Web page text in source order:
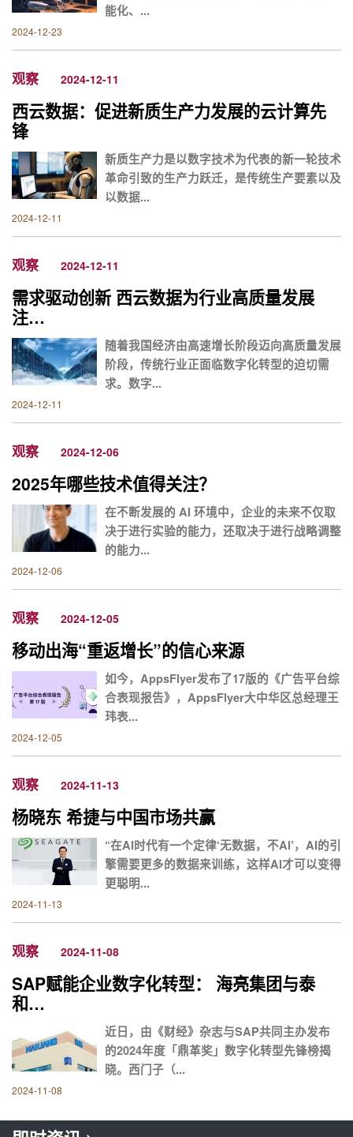
能化、...
2024-12-23
观察 2024-12-11
西云数据：促进新质生产力发展的云计算先
锋
新质生产力是以数字技术为代表的新一轮技术
革命引致的生产力跃迁，是传统生产要素以及
以数据...
2024-12-11
观察 2024-12-11
需求驱动创新 西云数据为行业高质量发展
注…
随着我国经济由高速增长阶段迈向高质量发展
阶段，传统行业正面临数字化转型的迫切需
求。数字...
2024-12-11
观察 2024-12-06
2025年哪些技术值得关注？
在不断发展的 AI 环境中，企业的未来不仅取
决于进行实验的能力，还取决于进行战略调整
的能力...
2024-12-06
观察 2024-12-05
移动出海“重返增长”的信心来源
如今，AppsFlyer发布了17版的《广告平台综
合表现报告》，AppsFlyer大中华区总经理王
玮表...
2024-12-05
观察 2024-11-13
杨晓东 希捷与中国市场共赢
“在AI时代有一个定律‘无数据，不AI’，AI的引
擎需要更多的数据来训练，这样AI才可以变得
更聪明...
2024-11-13
观察 2024-11-08
SAP赋能企业数字化转型： 海亮集团与泰
和…
近日，由《财经》杂志与SAP共同主办发布
的2024年度「鼎革奖」数字化转型先锋榜揭
晓。西门子（...
2024-11-08